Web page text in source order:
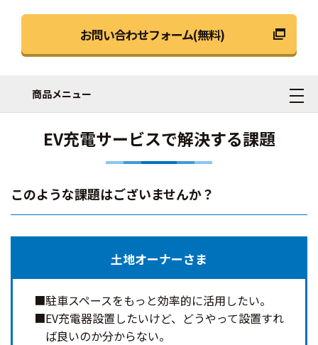
お問い合わせフォーム(無料)
商品メニュー
EV充電サービスで解決する課題
このような課題はございませんか？
土地オーナーさま
駐車スペースをもっと効率的に活用したい。
EV充電器設置したいけど、どうやって設置すれ
ば良いのか分からない。